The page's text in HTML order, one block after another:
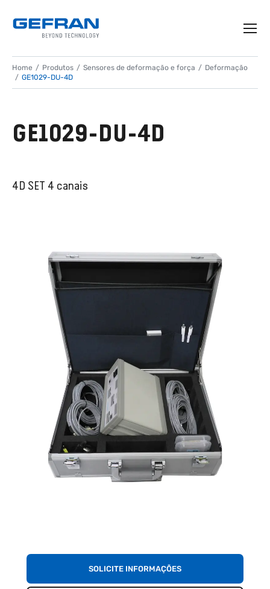
Home Produtos Sensores de deformação e força
Deformação
GE1029-DU-4D
GE1029-DU-4D
4D SET 4 canais
SOLICITE INFORMAÇÕES